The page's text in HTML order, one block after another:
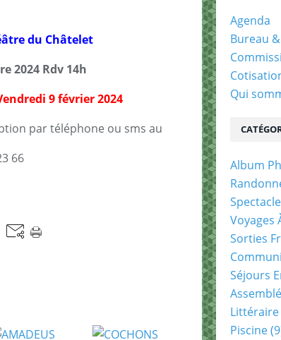
du Châtelet
2024 Rdv 14h
9 février 2024
par téléphone ou sms au
66
Agenda
Bureau
Qui
Album
Voyages
Sorties
Séjours
Littéraire
Piscine